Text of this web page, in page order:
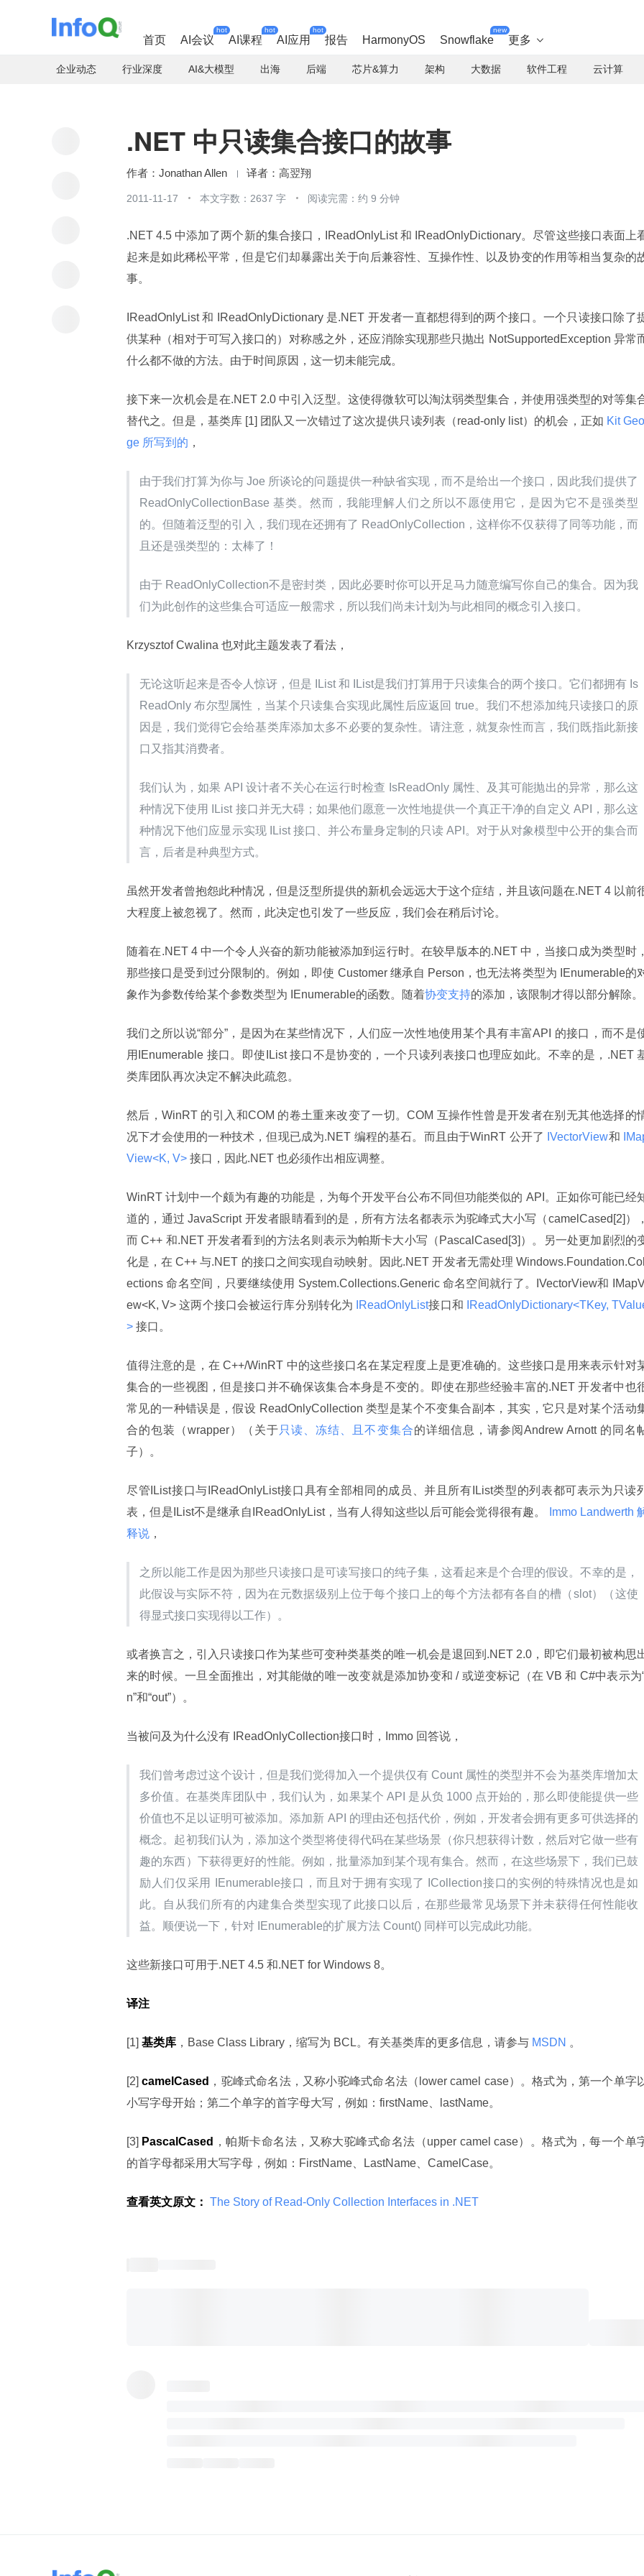
首页 AI会议
hot
AI课程
hot
AI应用
hot
报告 HarmonyOS Snowflake
new
更多 
企业动态 行业深度 AI&大模型 出海 后端 芯片&算力 架构 大数据 软件工程 云计算
.NET 中只读集合接口的故事
Jonathan Allen 高翌翔
2011-11-17 本文字数：2637 字 阅读完需：约 9 分钟
.NET 4.5 中添加了两个新的集合接口，IReadOnlyList 和 IReadOnlyDictionary。尽管这些接口表面上
起来是如此稀松平常，但是它们却暴露出关于向后兼容性、互操作性、以及协变的作用等相当复杂的
事。
IReadOnlyList 和 IReadOnlyDictionary 是.NET 开发者一直都想得到的两个接口。一个只读接口除了
供某种（相对于可写入接口的）对称感之外，还应消除实现那些只抛出 NotSupportedException 异常
什么都不做的方法。由于时间原因，这一切未能完成。
接下来一次机会是在.NET 2.0 中引入泛型。这使得微软可以淘汰弱类型集合，并使用强类型的对等集
替代之。但是，基类库 [1] 团队又一次错过了这次提供只读列表（read-only list）的机会，正如 Kit
ge 所写到的 ，
由于我们打算为你与 Joe 所谈论的问题提供一种缺省实现，而不是给出一个接口，因此我们提供了
ReadOnlyCollectionBase 基类。然而，我能理解人们之所以不愿使用它，是因为它不是强类型
的。但随着泛型的引入，我们现在还拥有了 ReadOnlyCollection ，这样你不仅获得了同等功能，而
且还是强类型的：太棒了！
由于 ReadOnlyCollection不是密封类，因此必要时你可以开足马力随意编写你自己的集合。因为我
们为此创作的这些集合可适应一般需求，所以我们尚未计划为与此相同的概念引入接口。
Krzysztof Cwalina 也对此主题发表了看法，
无论这听起来是否令人惊讶，但是 IList 和 IList是我们打算用于只读集合的两个接口。它们都拥有 Is
ReadOnly 布尔型属性，当某个只读集合实现此属性后应返回 true。我们不想添加纯只读接口的原
因是，我们觉得它会给基类库添加太多不必要的复杂性。请注意，就复杂性而言，我们既指此新接
口又指其消费者。
我们认为，如果 API 设计者不关心在运行时检查 IsReadOnly 属性、及其可能抛出的异常，那么这
种情况下使用 IList 接口并无大碍；如果他们愿意一次性地提供一个真正干净的自定义 API，那么这
种情况下他们应显示实现 IList 接口、并公布量身定制的只读 API。对于从对象模型中公开的集合而
言，后者是种典型方式。
虽然开发者曾抱怨此种情况，但是泛型所提供的新机会远远大于这个症结，并且该问题在.NET 4 以前
大程度上被忽视了。然而，此决定也引发了一些反应，我们会在稍后讨论。
随着在.NET 4 中一个令人兴奋的新功能被添加到运行时。在较早版本的.NET 中，当接口成为类型时
那些接口是受到过分限制的。例如，即使 Customer 继承自 Person，也无法将类型为 IEnumerable的
象作为参数传给某个参数类型为 IEnumerable的函数。随着协变支持的添加，该限制才得以部分解除。
我们之所以说“部分”，是因为在某些情况下，人们应一次性地使用某个具有丰富API 的接口，而不是
用IEnumerable 接口。即使IList 接口不是协变的，一个只读列表接口也理应如此。不幸的是，.NET
类库团队再次决定不解决此疏忽。
然后，WinRT 的引入和COM 的卷土重来改变了一切。COM 互操作性曾是开发者在别无其他选择的
况下才会使用的一种技术，但现已成为.NET 编程的基石。而且由于WinRT 公开了 IVectorView和
View<K, V> 接口，因此.NET 也必须作出相应调整。
WinRT 计划中一个颇为有趣的功能是，为每个开发平台公布不同但功能类似的 API。正如你可能已经
道的，通过 JavaScript 开发者眼睛看到的是，所有方法名都表示为驼峰式大小写（camelCased[2]）
而 C++ 和.NET 开发者看到的方法名则表示为帕斯卡大小写（PascalCased[3]）。另一处更加剧烈的
化是，在 C++ 与.NET 的接口之间实现自动映射。因此.NET 开发者无需处理
ections 命名空间，只要继续使用 System.Collections.Generic 命名空间就行了。IVectorView和
ew<K, V> 这两个接口会被运行库分别转化为 IReadOnlyList接口和 IReadOnlyDictionary<TKey,
> 接口。
值得注意的是，在 C++/WinRT 中的这些接口名在某定程度上是更准确的。这些接口是用来表示针对
集合的一些视图，但是接口并不确保该集合本身是不变的。即使在那些经验丰富的.NET 开发者中也
常见的一种错误是，假设 ReadOnlyCollection 类型是某个不变集合副本，其实，它只是对某个活动
合的包装（wrapper）（关于 只读、冻结、且不变集合的详细信息，请参阅Andrew Arnott 的同名
子）。
尽管IList接口与IReadOnlyList接口具有全部相同的成员、并且所有IList类型的列表都可表示为只读
表，但是IList不是继承自IReadOnlyList，当有人得知这些以后可能会觉得很有趣。
Immo Landwerth
释说 ，
之所以能工作是因为那些只读接口是可读写接口的纯子集，这看起来是个合理的假设。不幸的是，
此假设与实际不符，因为在元数据级别上位于每个接口上的每个方法都有各自的槽（slot）（这使
得显式接口实现得以工作）。
或者换言之，引入只读接口作为某些可变种类基类的唯一机会是退回到.NET 2.0，即它们最初被构思
来的时候。一旦全面推出，对其能做的唯一改变就是添加协变和 / 或逆变标记（在 VB 和 C#中表示为
n”和“out”）。
当被问及为什么没有 IReadOnlyCollection接口时，Immo 回答说，
我们曾考虑过这个设计，但是我们觉得加入一个提供仅有 Count 属性的类型并不会为基类库增加太
多价值。在基类库团队中，我们认为，如果某个 API 是从负 1000 点开始的，那么即使能提供一些
价值也不足以证明可被添加。添加新 API 的理由还包括代价，例如，开发者会拥有更多可供选择的
概念。起初我们认为，添加这个类型将使得代码在某些场景（你只想获得计数，然后对它做一些有
趣的东西）下获得更好的性能。例如，批量添加到某个现有集合。然而，在这些场景下，我们已鼓
励人们仅采用 IEnumerable接口，而且对于拥有实现了 ICollection接口的实例的特殊情况也是如
此。自从我们所有的内建集合类型实现了此接口以后，在那些最常见场景下并未获得任何性能收
益。顺便说一下，针对 IEnumerable的扩展方法 Count() 同样可以完成此功能。
这些新接口可用于.NET 4.5 和.NET for Windows 8。
译注
[1] 基类库 ，Base Class Library，缩写为 BCL。有关基类库的更多信息，请参与 MSDN 。
[2] camelCased ，驼峰式命名法，又称小驼峰式命名法（lower camel case）。格式为，第一个单字
小写字母开始；第二个单字的首字母大写，例如：firstName、lastName。
[3] PascalCased
，帕斯卡命名法，又称大驼峰式命名法（upper camel case）。格式为，每一个单
的首字母都采用大写字母，例如：FirstName、LastName、CamelCase。
查看英文原文： The Story of Read-Only Collection Interfaces in .NET